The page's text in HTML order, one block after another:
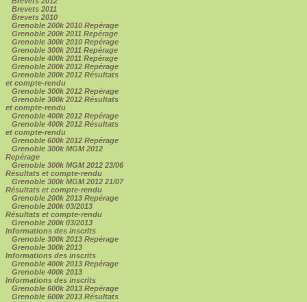
Brevets 2011
Brevets 2010
Grenoble 200k 2010 Repérage
Grenoble 200k 2011 Repérage
Grenoble 300k 2010 Repérage
Grenoble 300k 2011 Repérage
Grenoble 400k 2011 Repérage
Grenoble 200k 2012 Repérage
Grenoble 200k 2012 Résultats
et compte-rendu
Grenoble 300k 2012 Repérage
Grenoble 300k 2012 Résultats
et compte-rendu
Grenoble 400k 2012 Repérage
Grenoble 400k 2012 Résultats
et compte-rendu
Grenoble 600k 2012 Repérage
Grenoble 300k MGM 2012
Repérage
Grenoble 300k MGM 2012 23/06
Résultats et compte-rendu
Grenoble 300k MGM 2012 21/07
Résultats et compte-rendu
Grenoble 200k 2013 Repérage
Grenoble 200k 03/2013
Résultats et compte-rendu
Grenoble 200k 03/2013
Informations des inscrits
Grenoble 300k 2013 Repérage
Grenoble 300k 2013
Informations des inscrits
Grenoble 400k 2013 Repérage
Grenoble 400k 2013
Informations des inscrits
Grenoble 600k 2013 Repérage
Grenoble 600k 2013 Résultats